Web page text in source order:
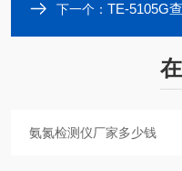
下一个： TE-5105G